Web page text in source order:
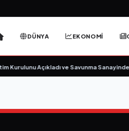
DÜNYA EKONOMİ
Kurulunu Açıkladı ve Savunma Sanayinde